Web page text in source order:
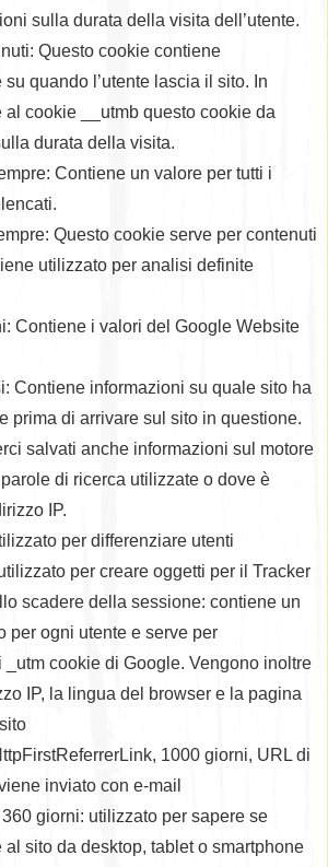
sulla durata della visita dell’utente.
Questo cookie contiene
su quando l’utente lascia il sito. In
al cookie __utmb questo cookie da
durata della visita.
Contiene un valore per tutti i
Questo cookie serve per contenuti
utilizzato per analisi definite
Contiene i valori del Google Website
Contiene informazioni su quale sito ha
prima di arrivare sul sito in questione.
salvati anche informazioni sul motore
di ricerca utilizzate o dove è
IP.
per differenziare utenti
per creare oggetti per il Tracker
scadere della sessione: contiene un
per ogni utente e serve per
_utm cookie di Google. Vengono inoltre
IP, la lingua del browser e la pagina
1000 giorni, URL di
inviato con e-mail
giorni: utilizzato per sapere se
al sito da desktop, tablet o smartphone